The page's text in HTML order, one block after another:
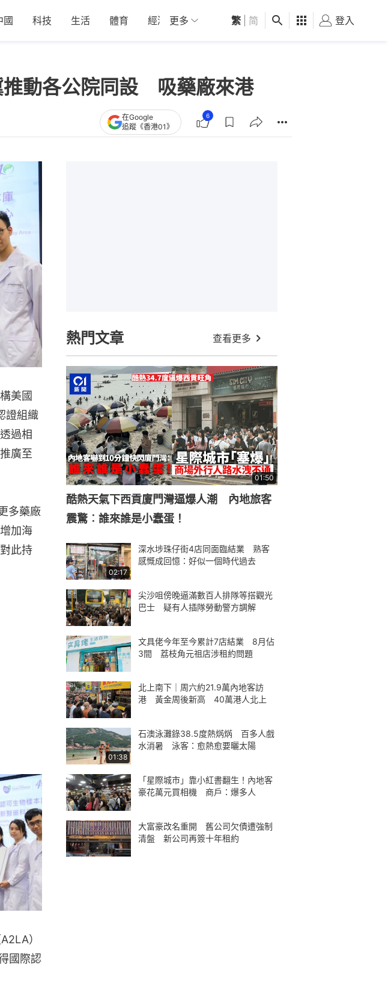
國 科技 生活 體育 經濟 01深圳 觀點 健康 好食玩飛
更多 繁 简 登入
動各公院同設 吸藥廠來港
在Google
追蹤《香港01》
6
美國
證組織
過相
廣至
多藥廠
加海
此持
）
國際認
熱門文章 查看更多
01:50
酷熱天氣下西貢廈門灣逼爆人潮 內地旅客
震驚︰誰來誰是小蠢蛋！
02:17
深水埗珠仔街4店同面臨結業 熟客
感慨成回憶：好似一個時代過去
尖沙咀傍晚逼滿數百人排隊等搭觀光
巴士 疑有人插隊勞動警方調解
文具佬今年至今累計7店結業 8月佔
3間 荔枝角元祖店涉租約問題
北上南下｜周六約21.9萬內地客訪
港 黃金周後新高 40萬港人北上
01:38
石澳泳灘錄38.5度熱焫焫 百多人戲
水消暑 泳客：愈熱愈要曬太陽
「星際城市」靠小紅書翻生！內地客
豪花萬元買相機 商戶：爆多人
大富豪改名重開 舊公司欠債遭強制
清盤 新公司再簽十年租約